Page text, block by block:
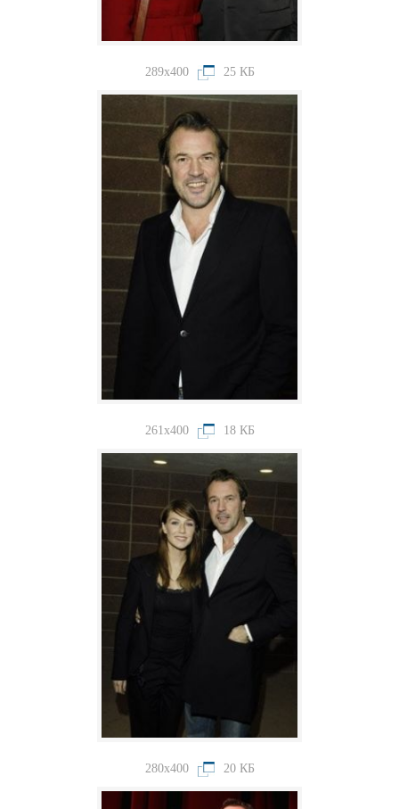
289x400 25 КБ
261x400 18 КБ
280x400 20 КБ